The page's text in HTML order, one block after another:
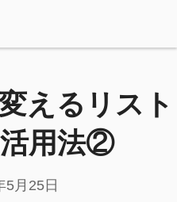
えるリスト
用法②
5月25日